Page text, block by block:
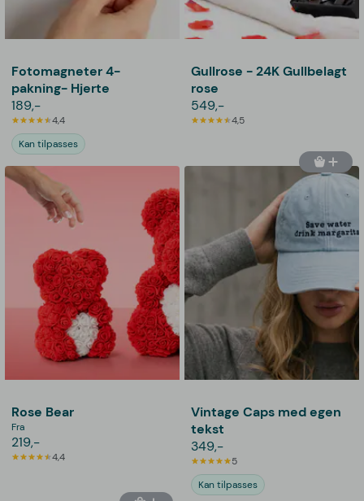
Fotomagneter 4-
pakning- Hjerte
189,-
4,4
Kan tilpasses
Gullrose - 24K Gullbelagt
rose
549,-
4,5
Rose Bear
Fra
219,-
4,4
Vintage Caps med egen
tekst
349,-
5
Kan tilpasses